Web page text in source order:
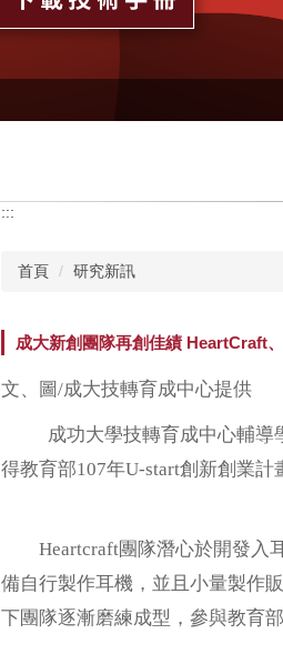
:::
首頁 研究新訊
成大新創團隊再創佳績 HeartCraft
文、圖/成大技轉育成中心提供
成功大學技轉育成中心輔導學
得教育部107年U-start創新創業計
Heartcraft團隊潛心於開發入耳
備自行製作耳機，並且小量製作
下團隊逐漸磨練成型，參與教育